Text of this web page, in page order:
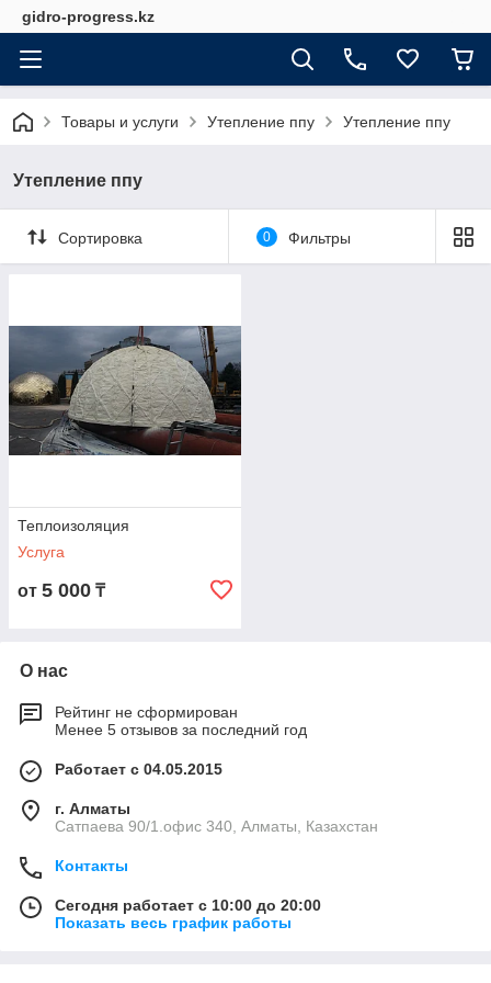
gidro-progress.kz
Товары и услуги Утепление ппу Утепление ппу
Утепление ппу
Сортировка 0 Фильтры
Теплоизоляция
Услуга
от 5 000 ₸
О нас
Рейтинг не сформирован
Менее 5 отзывов за последний год
Работает с 04.05.2015
г. Алматы
Сатпаева 90/1.офис 340, Алматы, Казахстан
Контакты
Сегодня работает с 10:00 до 20:00
Показать весь график работы